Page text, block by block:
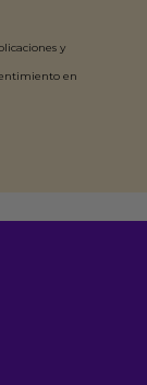
y
en
tus